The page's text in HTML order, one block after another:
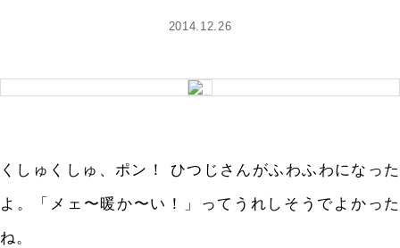
2014.12.26
くしゅくしゅ、ポン！ ひつじさんがふわふわになった
よ。「メェ〜暖か〜い！」ってうれしそうでよかった
ね。